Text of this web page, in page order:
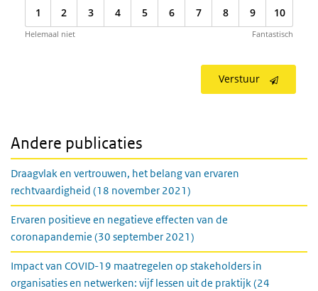
1 2 3 4 5 6 7 8 9 10
Helemaal niet Fantastisch
Verstuur
Andere publicaties
Draagvlak en vertrouwen, het belang van ervaren
rechtvaardigheid (18 november 2021)
Ervaren positieve en negatieve effecten van de
coronapandemie (30 september 2021)
Impact van COVID-19 maatregelen op stakeholders in
organisaties en netwerken: vijf lessen uit de praktijk (24